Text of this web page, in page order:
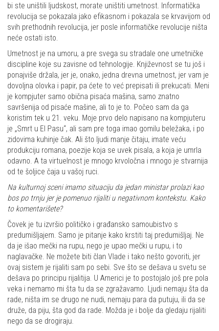
bi ste uništili ljudskost, morate uništiti umetnost. Informatička
revolucija se pokazala jako efikasnom i pokazala se krvavijom od
svih prethodnih revolucija, jer posle informatičke revolucije ništa
neće ostati isto.
Umetnost je na umoru, a pre svega su stradale one umetničke
discipline koje su zavisne od tehnologije. Književnost se tu još i
ponajviše držala, jer je, onako, jedna drevna umetnost, jer vam je
dovoljna olovka i papir, pa ćete to već prepisati ili prekucati. Meni
je kompjuter samo obična pisaća mašina, samo znatno
savršenija od pisaće mašine, ali to je to. Počeo sam da ga
koristim tek u 21. veku. Moje prvo delo napisano na kompjuteru
je „Smrt u El Pasu“, ali sam pre toga imao gomilu beležaka, i po
zidovima kuhinje čak. Ali što ljudi manje čitaju, imate veću
produkciju romana, poezije koja se uvek pisala, a koja je umrla
odavno. A ta virtuelnost je mnogo krvoločna i mnogo je stvarnija
od te šoljice čaja u vašoj ruci.
Na kulturnoj sceni imamo situaciju da jedan ministar prolazi kao
bos po trnju jer je pomenuo rijaliti u negativnom kontekstu. Kako
to komentarišete?
Čovek je tu izvršio političko i građansko samoubistvo s
predumišljajem. Samo je pitanje kako krstiti taj predumišljaj. Ne
da je išao mečki na rupu, nego je upao mečki u rupu, i to
naglavačke. Ne možete biti član Vlade i tako nešto govoriti, jer
ovaj sistem je rijaliti sam po sebi. Sve što se dešava u svetu se
dešava po principu rijalitija. U Americi je to postojalo još pre pola
veka i nemamo mi šta tu da se zgražavamo. Ljudi nemaju šta da
rade, ništa im se drugo ne nudi, nemaju para da putuju, ili da se
druže, da piju, šta god da rade. Možda je i bolje da gledaju rijaliti
nego da se drogiraju.